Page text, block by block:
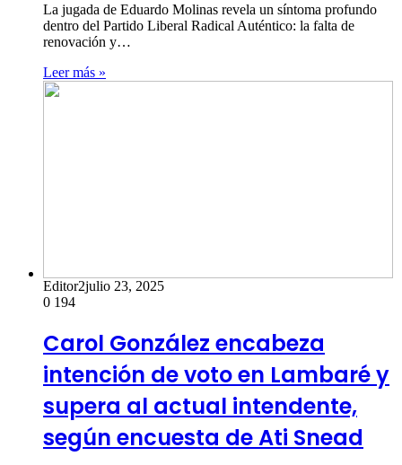
La jugada de Eduardo Molinas revela un síntoma profundo
dentro del Partido Liberal Radical Auténtico: la falta de
renovación y…
Leer más »
Editor2julio 23, 2025
0 194
Carol González encabeza
intención de voto en Lambaré y
supera al actual intendente,
según encuesta de Ati Snead